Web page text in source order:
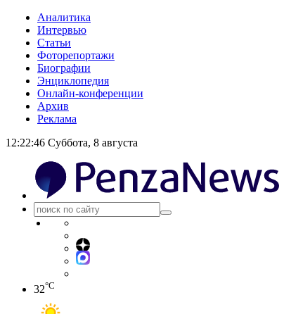
Аналитика
Интервью
Статьи
Фоторепортажи
Биографии
Энциклопедия
Онлайн-конференции
Архив
Реклама
12:22:47 Суббота, 8 августа
32°C